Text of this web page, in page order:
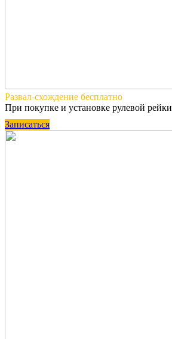
Развал-схождение бесплатно
При покупке и установке рулевой рейки
Записаться